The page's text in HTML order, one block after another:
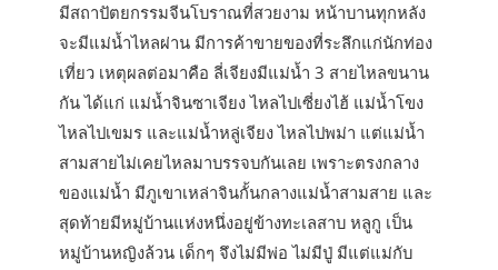
มีสถาปัตยกรรมจีนโบราณที่สวยงาม หน้าบานทุกหลัง
จะมีแม่น้ำไหลผ่าน มีการค้าขายของที่ระลึกแก่นักท่อง
เที่ยว เหตุผลต่อมาคือ ลี่เจียงมีแม่น้ำ 3 สายไหลขนาน
กัน ได้แก่ แม่น้ำจินซาเจียง ไหลไปเซี่ยงไฮ้ แม่น้ำโขง
ไหลไปเขมร และแม่น้ำหลู่เจียง ไหลไปพม่า แต่แม่น้ำ
สามสายไม่เคยไหลมาบรรจบกันเลย เพราะตรงกลาง
ของแม่น้ำ มีภูเขาเหล่าจินกั้นกลางแม่น้ำสามสาย และ
สุดท้ายมีหมู่บ้านแห่งหนึ่งอยู่ข้างทะเลสาบ หลูกู เป็น
หมู่บ้านหญิงล้วน เด็กๆ จึงไม่มีพ่อ ไม่มีปู่ มีแต่แม่กับ